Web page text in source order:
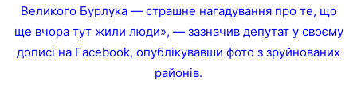
Великого Бурлука — страшне нагадування про те, що
ще вчора тут жили люди», — зазначив депутат у своєму
дописі на Facebook, опублікувавши фото з зруйнованих
районів.